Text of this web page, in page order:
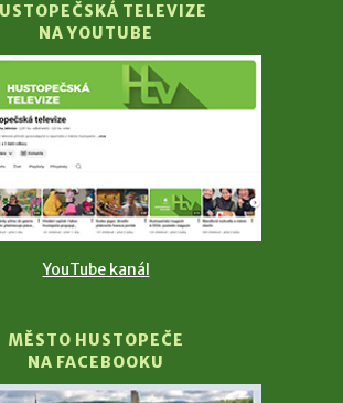
TELEVIZE
NA YOUTUBE
YouTube kanál
MĚSTO HUSTOPEČE
NA FACEBOOKU